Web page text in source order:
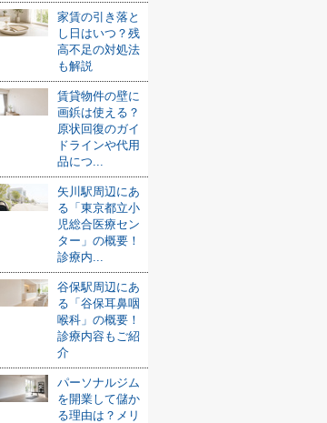
家賃の引き落と
し日はいつ？残
高不足の対処法
も解説
賃貸物件の壁に
画鋲は使える？
原状回復のガイ
ドラインや代用
品につ...
矢川駅周辺にあ
る「東京都立小
児総合医療セン
ター」の概要！
診療内...
谷保駅周辺にあ
る「谷保耳鼻咽
喉科」の概要！
診療内容もご紹
介
パーソナルジム
を開業して儲か
る理由は？メリ